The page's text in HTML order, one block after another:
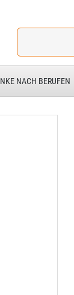
Ich
für:
NACH BERUFEN